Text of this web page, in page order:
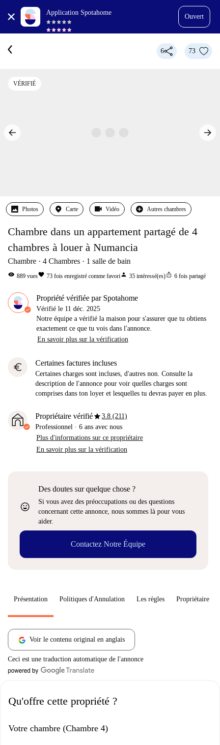
Application Spotahome
Ouvert
6 73
VÉRIFIÉ
Photos Carte Vidéo Autres chambres
Chambre dans un appartement partagé de 4
chambres à louer à Numancia
Chambre 4 Chambres 1 salle de bain
visibility 889 vuesfavorite 73 fois enregistré comme favoriperson 35 intéressé(es)ios_share 6 fois partagé
Propriété vérifiée par Spotahome
Vérifié le 11 déc. 2025
Notre équipe a vérifié la maison pour s'assurer que tu obtiens
exactement ce que tu vois dans l'annonce.
En savoir plus sur la vérification
euro Certaines factures incluses
Certaines charges sont incluses, d'autres non. Consulte la
description de l'annonce pour voir quelles charges sont
comprises dans ton loyer et lesquelles tu devras payer en plus.
Propriétaire vérifiéstar3.8 (211)
Professionnel · 6 ans avec nous
Plus d'informations sur ce propriétaire
En savoir plus sur la vérification
sentiment_very_satisfied
Des doutes sur quelque chose ?
Si vous avez des préoccupations ou des questions
concernant cette annonce, nous sommes là pour vous
aider.
Contactez Notre Équipe
Présentation Politiques d'Annulation Les règles Propriétaire
Voir le contenu original en anglais
Ceci est une traduction automatique de l'annonce
Qu'offre cette propriété ?
Votre chambre (Chambre 4)